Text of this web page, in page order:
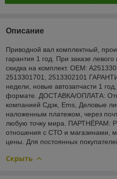
Описание
Приводной вал комплектный,
гарантия 1 год. При заказе
скидка на комплект. OEM:
2513301701, 2513302101
недели, новые автозапчасти 1
формате. ДОСТАВКА/ОПЛАТА:
компанией Сдэк, Ems, Деловые
наложенным платежом, через
любую точку мира. ПАРТНЁРАМ:
отношения с СТО и магазинами,
цены. Для постоянных
Скрыть